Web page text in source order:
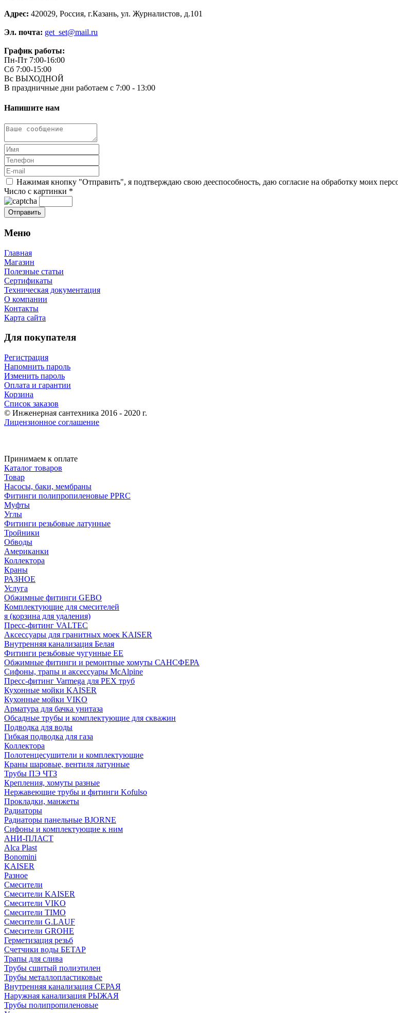
Адрес: 420029, Россия, г.Казань, ул. Журналистов, д.101
Эл. почта: get_set@mail.ru
График работы:
Пн-Пт 7:00-16:00
Сб 7:00-15:00
Вс ВЫХОДНОЙ
В праздничные дни работаем с 7:00 - 13:00
Напишите нам
Нажимая кнопку "Отправить", я подтверждаю свою дееспособность, даю согласие на обработку моих
Число с картинки *
Меню
Главная
Магазин
Полезные статьи
Сертификаты
Техническая документация
О компании
Контакты
Карта сайта
Для покупателя
Регистрация
Напомнить пароль
Изменить пароль
Оплата и гарантии
Корзина
Список заказов
© Инженерная сантехника 2016 - 2020 г.
Лицензионное соглашение
Принимаем к оплате
Каталог товаров
Товар
Насосы, баки, мембраны
Фитинги полипропиленовые PPRC
Муфты
Углы
Фитинги резьбовые латунные
Тройники
Обводы
Американки
Коллектора
Краны
РАЗНОЕ
Услуга
Обжимные фитинги GEBO
Комплектующие для смесителей
я (корзина для удаления)
Пресс-фитинг VALTEC
Аксессуары для гранитных моек KAISER
Внутренняя канализация Белая
Фитинги резьбовые чугунные EE
Обжимные фитинги и ремонтные хомуты САНСФЕРА
Сифоны, трапы и аксессуары McAlpine
Пресс-фитинг Varmega для PEX труб
Кухонные мойки KAISER
Кухонные мойки VIKO
Арматура для бачка унитаза
Обсадные трубы и комплектующие для скважин
Подводка для воды
Гибкая подводка для газа
Коллектора
Полотенцесушители и комплектующие
Краны шаровые, вентиля латунные
Трубы ПЭ ЧТЗ
Крепления, хомуты разные
Нержавеющие трубы и фитинги Kofulso
Прокладки, манжеты
Радиаторы
Радиаторы панельные BJORNE
Сифоны и комплектующие к ним
АНИ-ПЛАСТ
Alca Plast
Bonomini
KAISER
Разное
Смесители
Смесители KAISER
Смесители VIKO
Смесители TIMO
Смесители G.LAUF
Смесители GROHE
Герметизация резьб
Счетчики воды БЕТАР
Трапы для слива
Трубы сшитый полиэтилен
Трубы металлопластиковые
Внутренняя канализация СЕРАЯ
Наружная канализация РЫЖАЯ
Трубы полипропиленовые